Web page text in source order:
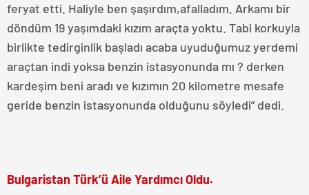
feryat etti. Haliyle ben şaşırdım,afalladım. Arkamı bir
döndüm 19 yaşımdaki kızım araçta yoktu. Tabi korkuyla
birlikte tedirginlik başladı acaba uyuduğumuz yerdemi
araçtan indi yoksa benzin istasyonunda mı ? derken
kardeşim beni aradı ve kızımın 20 kilometre mesafe
geride benzin istasyonunda olduğunu söyledi” dedi.
Bulgaristan Türk’ü Aile Yardımcı Oldu.